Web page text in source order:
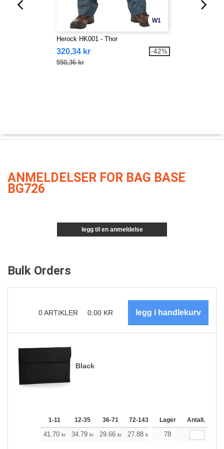
W1
Herock HK001 - Thor
320,34 kr
550,36 kr
-42%
ANMELDELSER FOR BAG BASE
BG726
legg til en anmeldelse
Bulk Orders
0ARTIKLER 0.00 KR
Black
1-11 12-35 36-71 72-143 144-287 288 +
Lager Antall.
41.70 kr 34.79 kr 29.66 kr 27.88 kr 26.43
78